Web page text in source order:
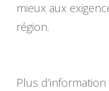
mieux aux
région.
Plus